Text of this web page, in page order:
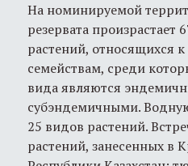
На номинируемой
резервата
растений, относящихся
семействам, среди
вида являются
субэндемичными.
25 видов растений.
растений, занесенных в